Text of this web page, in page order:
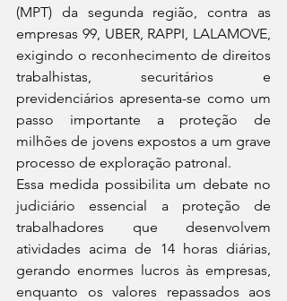
(MPT) da segunda região, contra as
empresas 99, UBER, RAPPI, LALAMOVE,
exigindo o reconhecimento de direitos
trabalhistas, securitários e
previdenciários apresenta-se como um
passo importante a proteção de
milhões de jovens expostos a um grave
processo de exploração patronal.
Essa medida possibilita um debate no
judiciário essencial a proteção de
trabalhadores que desenvolvem
atividades acima de 14 horas diárias,
gerando enormes lucros às empresas,
enquanto os valores repassados aos